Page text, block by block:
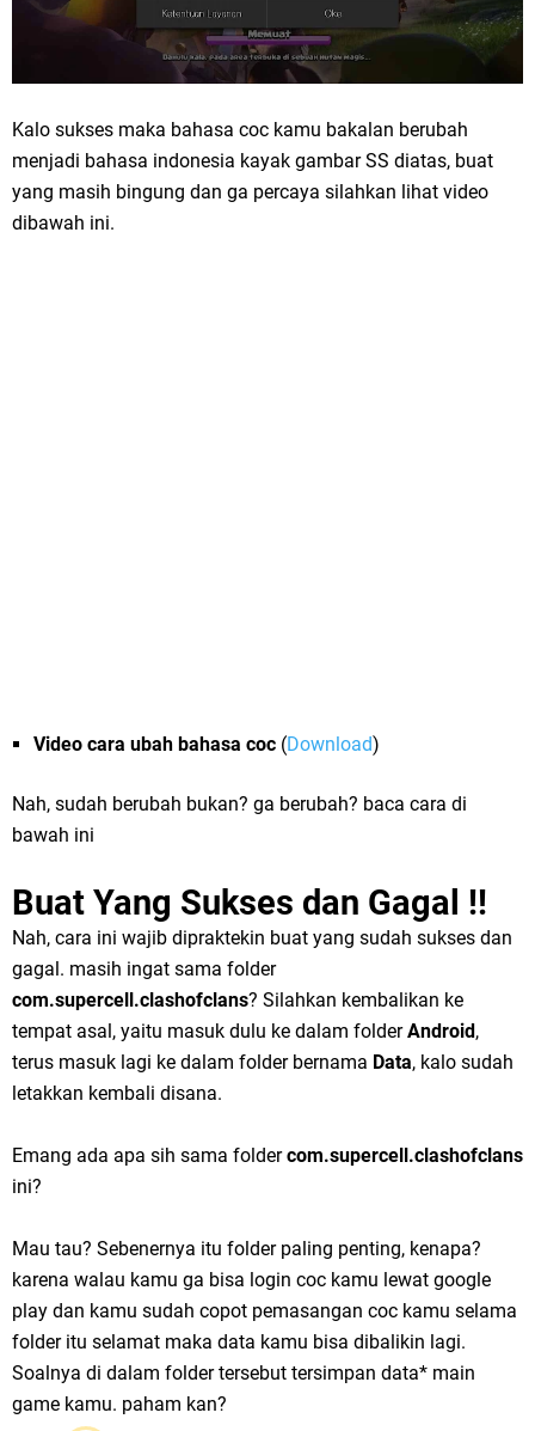
Kalo sukses maka bahasa coc kamu bakalan berubah
menjadi bahasa indonesia kayak gambar SS diatas, buat
yang masih bingung dan ga percaya silahkan lihat video
dibawah ini.
Video cara ubah bahasa coc (Download)
Nah, sudah berubah bukan? ga berubah? baca cara di
bawah ini
Buat Yang Sukses dan Gagal !!
Nah, cara ini wajib dipraktekin buat yang sudah sukses dan
gagal. masih ingat sama folder
com.supercell.clashofclans? Silahkan kembalikan ke
tempat asal, yaitu masuk dulu ke dalam folderAndroid,
terus masuk lagi ke dalam folder bernama Data, kalo sudah
letakkan kembali disana.
Emang ada apa sih sama foldercom.supercell.clashofclans
ini?
Mau tau? Sebenernya itu folder paling penting, kenapa?
karena walau kamu ga bisa login coc kamu lewat google
play dan kamu sudah copot pemasangan coc kamu selama
folder itu selamat maka data kamu bisa dibalikin lagi.
Soalnya di dalam folder tersebut tersimpan data* main
game kamu. paham kan?